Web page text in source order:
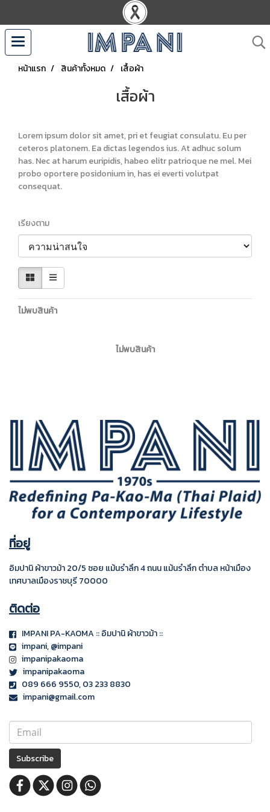
หน้าแรก สินค้าทั้งหมด เสื้อผ้า
เสื้อผ้า
Lorem ipsum dolor sit amet, pri et feugiat consulatu. Eu per
ceteros platonem. Ea dictas legendos ius. At adhuc solum
has. Nec at harum euripidis, habeo elitr patrioque ne mel. Mei
probo oportere posidonium in, has ei everti volutpat
consequat.
เรียงตาม
ไม่พบสินค้า
ไม่พบสินค้า
ที่อยู่
อิมปานิ ผ้าขาวม้า 20/5 ซอย แม้นรำลึก 4ถนน แม้นรำลึก ตำบล หน้าเมือง
เทศบาลเมืองราชบุรี70000
ติดต่อ
IMPANI PA-KAOMA :: อิมปานิ ผ้าขาวม้า ::
impani, @impani
impanipakaoma
impanipakaoma
089 666 9550, 03 233 8830
impani@gmail.com
Subscribe